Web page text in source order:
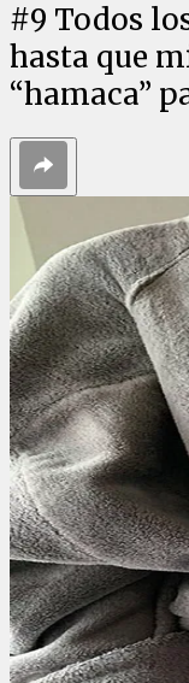
#9 Todos
hasta que
“hamaca”